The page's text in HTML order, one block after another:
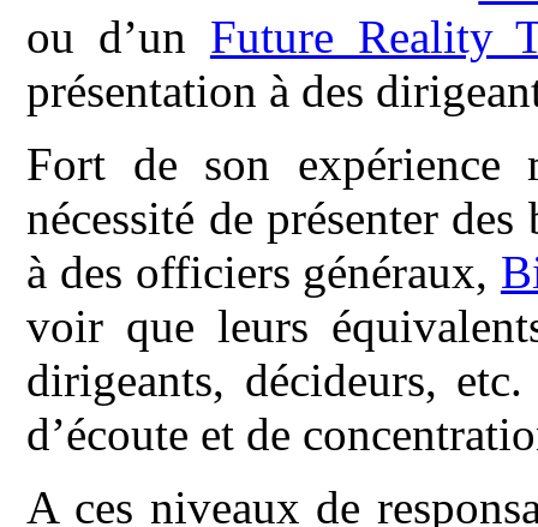
ou d’un Future Reality
présentation à des
Fort de son
nécessité de présenter
à des officiers généraux,
voir que leurs
dirigeants, décideurs,
d’écoute et de
A ces niveaux de